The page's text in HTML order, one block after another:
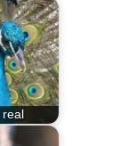
real